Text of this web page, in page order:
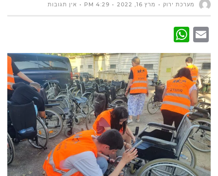
מערכת ירוק מרץ 16, 2022 4:29 PM אין תגובות
Email